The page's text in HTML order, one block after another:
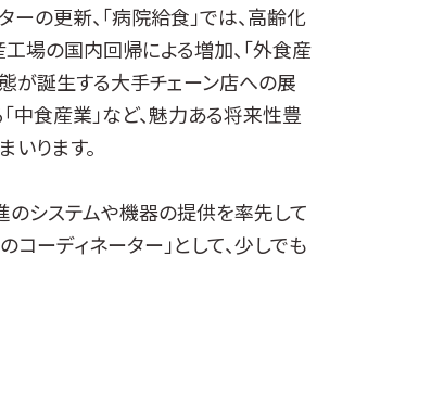
の更新、「病院給食」では、高齢化
場の国内回帰による増加、「外食産
が誕生する大手チェーン店への展
中食産業」など、魅力ある将来性豊
ります。
システムや機器の提供を率先して
ーディネーター」として、少しでも